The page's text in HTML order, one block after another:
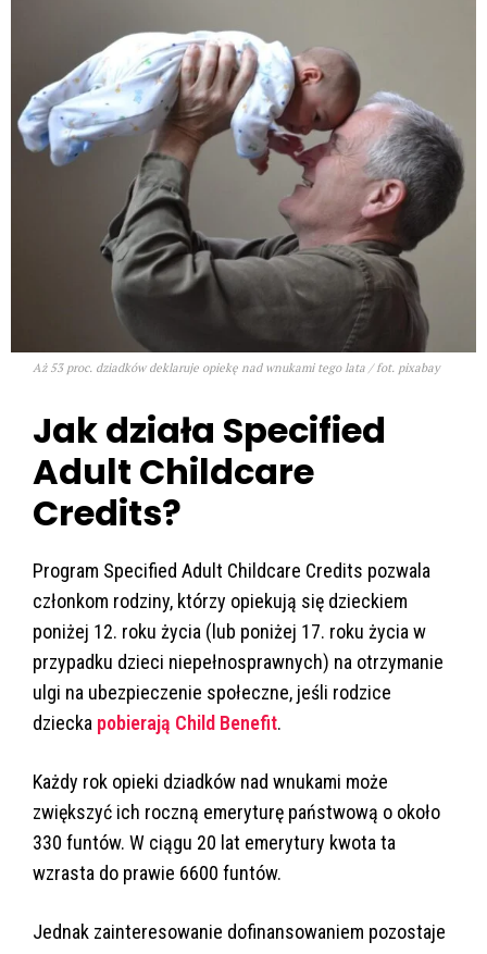
Aż 53 proc. dziadków deklaruje opiekę nad wnukami tego lata / fot. pixabay
Jak działa Specified
Adult Childcare
Credits?
Program Specified Adult Childcare Credits pozwala
członkom rodziny, którzy opiekują się dzieckiem
poniżej 12. roku życia (lub poniżej 17. roku życia w
przypadku dzieci niepełnosprawnych) na otrzymanie
ulgi na ubezpieczenie społeczne, jeśli rodzice
dziecka pobierają Child Benefit.
Każdy rok opieki dziadków nad wnukami może
zwiększyć ich roczną emeryturę państwową o około
330 funtów. W ciągu 20 lat emerytury kwota ta
wzrasta do prawie 6600 funtów.
Jednak zainteresowanie dofinansowaniem pozostaje